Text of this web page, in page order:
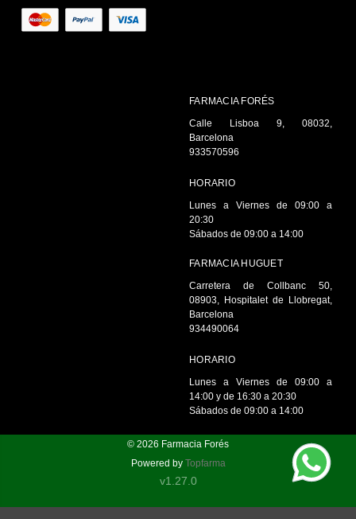
FARMACIA FORÉS
Calle Lisboa 9, 08032,
Barcelona
933570596
HORARIO
Lunes a Viernes de 09:00 a
20:30
Sábados de 09:00 a 14:00
FARMACIA HUGUET
Carretera de Collbanc 50,
08903, Hospitalet de Llobregat,
Barcelona
934490064
HORARIO
Lunes a Viernes de 09:00 a
14:00 y de 16:30 a 20:30
Sábados de 09:00 a 14:00
© 2026 Farmacia Forés
Powered by Topfarma
v1.27.0